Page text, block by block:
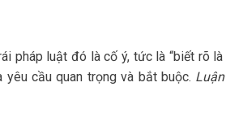
pháp luật đó là cố ý, tức là “biết rõ
yêu cầu quan trọng và bắt buộc.